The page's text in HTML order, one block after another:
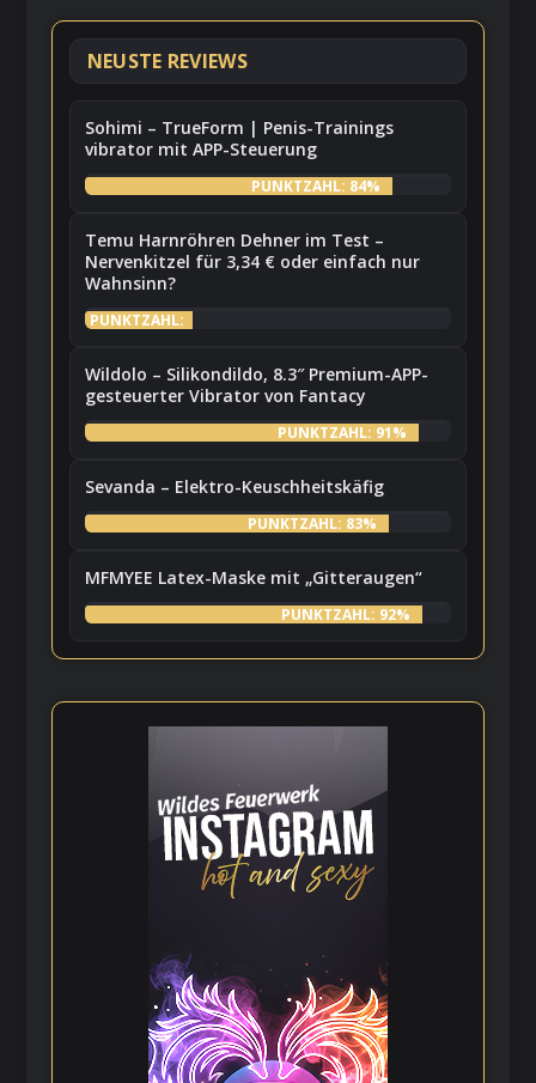
NEUSTE REVIEWS
Sohimi – TrueForm | Penis-Trainings
vibrator mit APP-Steuerung
PUNKTZAHL: 84%
Temu Harnröhren Dehner im Test –
Nervenkitzel für 3,34 € oder einfach nur
Wahnsinn?
PUNKTZAHL:
Wildolo – Silikondildo, 8.3″ Premium-APP-
gesteuerter Vibrator von Fantacy
PUNKTZAHL: 91%
Sevanda – Elektro-Keuschheitskäfig
PUNKTZAHL: 83%
MFMYEE Latex-Maske mit „Gitteraugen“
PUNKTZAHL: 92%